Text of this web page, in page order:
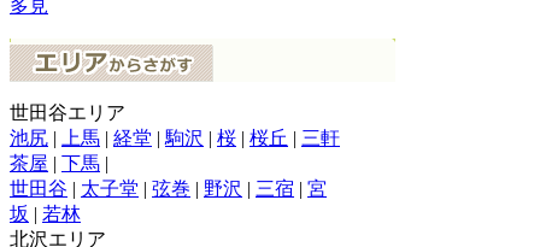
多見
世田谷エリア
池尻 | 上馬 | 経堂 | 駒沢 | 桜 | 桜丘 | 三軒
茶屋 | 下馬 |
世田谷 | 太子堂 | 弦巻 | 野沢 | 三宿 | 宮
坂 | 若林
北沢エリア